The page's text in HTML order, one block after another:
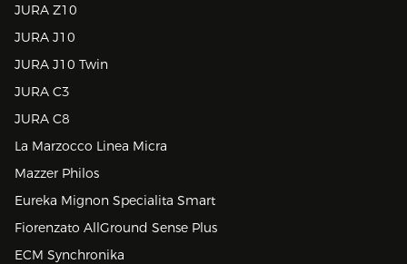
JURA Z10
JURA J10
JURA J10 Twin
JURA C3
JURA C8
La Marzocco Linea Micra
Mazzer Philos
Eureka Mignon Specialita Smart
Fiorenzato AllGround Sense Plus
ECM Synchronika